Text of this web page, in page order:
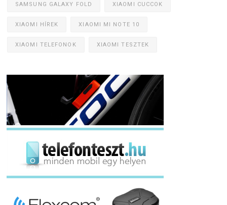
SAMSUNG GALAXY FOLD XIAOMI CUCCOK
XIAOMI HÍREK XIAOMI MI NOTE 10
XIAOMI TELEFONOK XIAOMI TESZTEK